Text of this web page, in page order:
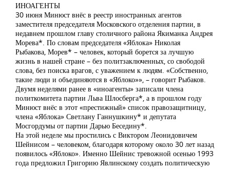
ИНОАГЕНТЫ
30 июня Минюст внёс в реестр иностранных агентов
заместителя председателя Московского отделения партии, в
недавнем прошлом главу столичного района Якиманка Андрея
Морева*. По словам председателя «Яблока» Николая
Рыбакова, Морев* – человек, который борется за лучшую
жизнь в нашей стране – без политзаключенных, со свободой
слова, без поиска врагов, с уважением к людям. «Собственно,
такие люди и объединяются в «Яблоко»», – говорит Рыбаков.
Двумя неделями ранее в «иноагенты» записали члена
политкомитета партии Льва Шлосберга*, а в прошлом году
Минюст внёс в этот «престижный» список правозащитницу,
члена «Яблока» Светлану Ганнушкину* и депутата
Мосгордумы от партии Дарью Беседину*.
На этой неделе мы простились с Виктором Леонидовичем
Шейнисом – человеком, благодаря которому около 30 лет назад
появилось «Яблоко». Именно Шейнис тревожной осенью 1993
года предложил Григорию Явлинскому создать политическую